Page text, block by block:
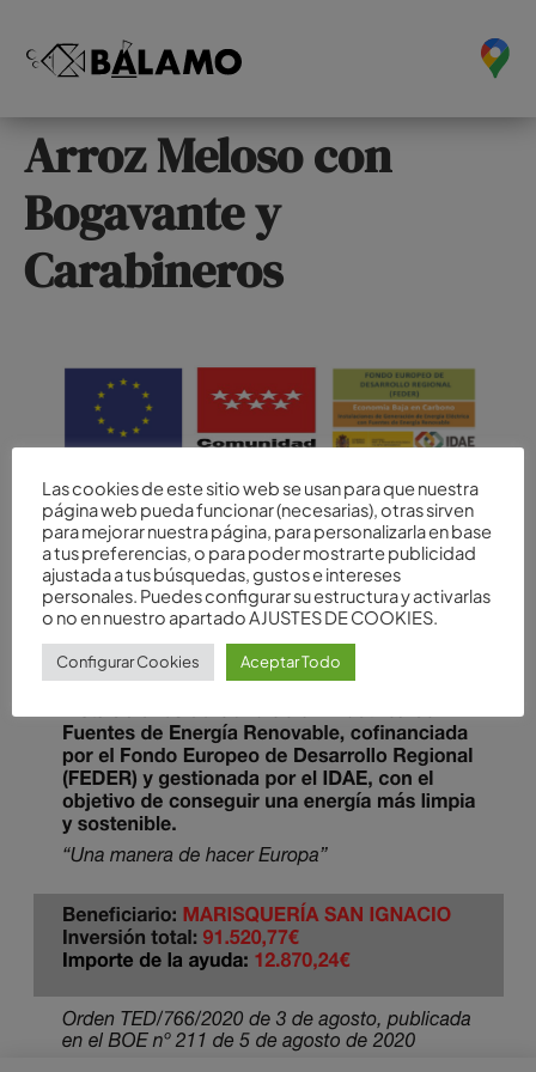
Arroz Meloso con
Bogavante y
Carabineros
Las cookies de este sitio web se usan para que nuestra
página web pueda funcionar (necesarias), otras sirven
para mejorar nuestra página, para personalizarla en base
a tus preferencias, o para poder mostrarte publicidad
ajustada a tus búsquedas, gustos e intereses
personales. Puedes configurar su estructura y activarlas
o no en nuestro apartado AJUSTES DE COOKIES.
Configurar Cookies Aceptar Todo